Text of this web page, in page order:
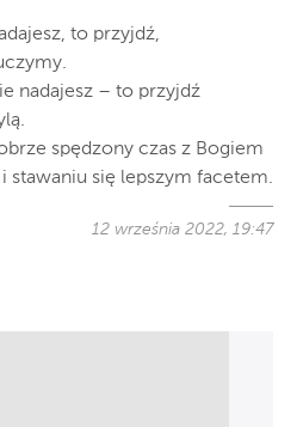
to przyjdź,
nadajesz – to przyjdź
spędzony czas z Bogiem
stawaniu się lepszym facetem.
12 września 2022, 19:47